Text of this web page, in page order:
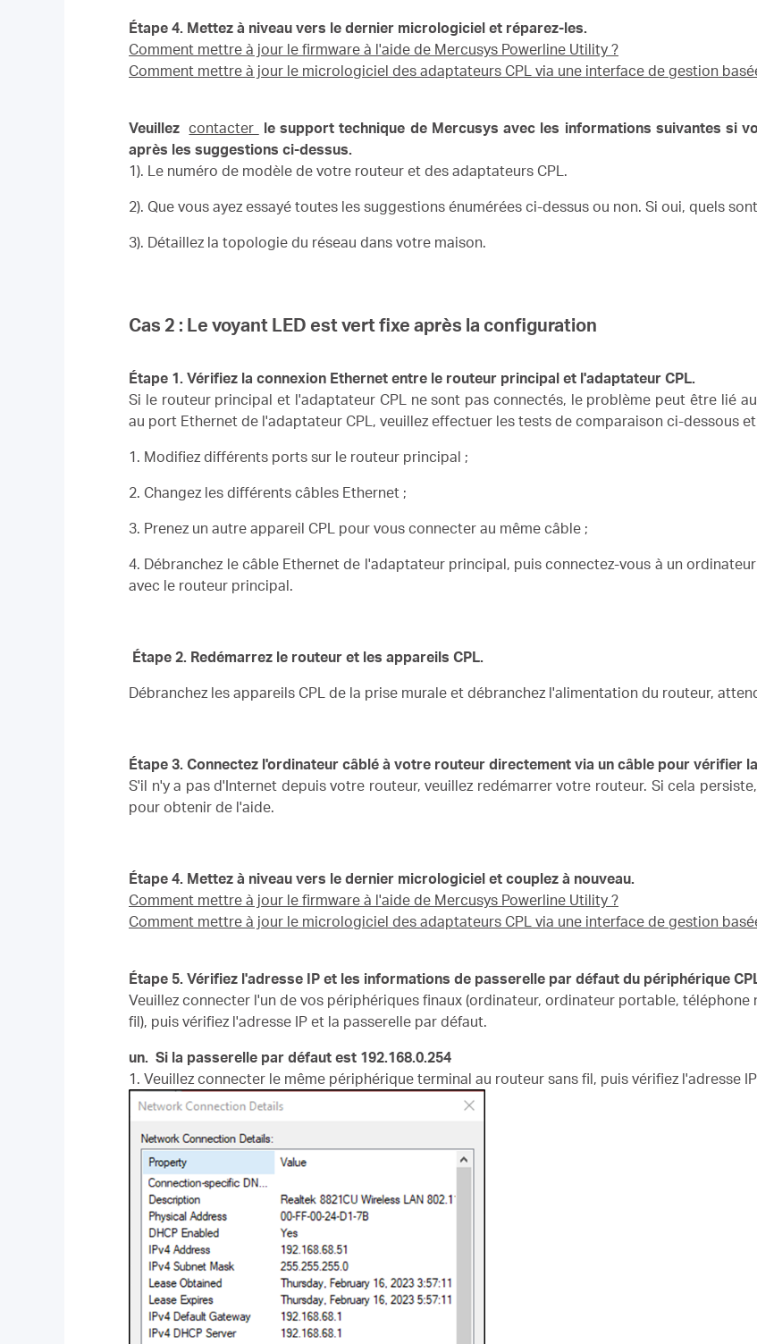
Étape 4. Mettez à niveau vers le dernier micrologiciel et réparez-les.
Comment mettre à jour le firmware à l'aide de Mercusys Powerline Utility ?
Comment mettre à jour le micrologiciel des adaptateurs CPL via une interface de gestion
Veuillezcontacter le support technique de Mercusys avec les informations suivantes si
après les suggestions ci-dessus.
1). Le numéro de modèle de votre routeur et des adaptateurs CPL.
2). Que vous ayez essayé toutes les suggestions énumérées ci-dessus ou non. Si oui, quels
3). Détaillez la topologie du réseau dans votre maison.
Cas 2 : Le voyant LED est vert fixe après la configuration
Étape 1. Vérifiez la connexion Ethernet entre le routeur principal et l'adaptateur CPL.
Si le routeur principal et l'adaptateur CPL ne sont pas connectés, le problème peut être lié
au port Ethernet de l'adaptateur CPL, veuillez effectuer les tests de comparaison ci-dessous
1. Modifiez différents ports sur le routeur principal ;
2. Changez les différents câbles Ethernet ;
3. Prenez un autre appareil CPL pour vous connecter au même câble ;
4. Débranchez le câble Ethernet de l'adaptateur principal, puis connectez-vous à un
avec le routeur principal.
Étape 2. Redémarrez le routeur et les appareils CPL.
Débranchez les appareils CPL de la prise murale et débranchez l'alimentation du routeur,
Étape 3. Connectez l'ordinateur câblé à votre routeur directement via un câble pour vérifier
S'il n'y a pas d'Internet depuis votre routeur, veuillez redémarrer votre routeur. Si cela
pour obtenir de l'aide.
Étape 4. Mettez à niveau vers le dernier micrologiciel et couplez à nouveau.
Comment mettre à jour le firmware à l'aide de Mercusys Powerline Utility ?
Comment mettre à jour le micrologiciel des adaptateurs CPL via une interface de gestion
Étape 5. Vérifiez l'adresse IP et les informations de passerelle par défaut du périphérique
Veuillez connecter l'un de vos périphériques finaux (ordinateur, ordinateur portable, téléphone
fil), puis vérifiez l'adresse IP et la passerelle par défaut.
un. Si la passerelle par défaut est 192.168.0.254
1. Veuillez connecter le même périphérique terminal au routeur sans fil, puis vérifiez l'adresse